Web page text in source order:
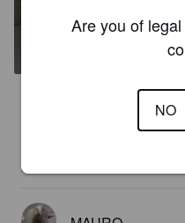
KEYCHAIN
Stimalti.
Birra poco coerente con lo
predomina l'amaro, con finale
Are you of
NO